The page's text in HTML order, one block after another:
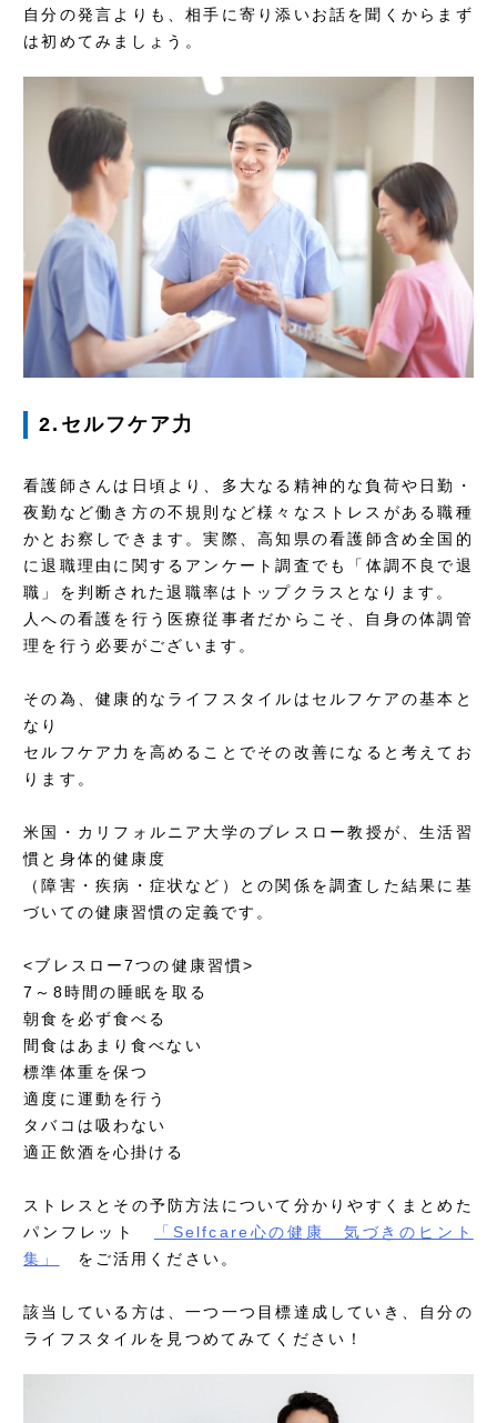
自分の発言よりも、相手に寄り添いお話を聞くからまず
は初めてみましょう。
2.セルフケア力
看護師さんは日頃より、多大なる精神的な負荷や日勤・
夜勤など働き方の不規則など様々なストレスがある職種
かとお察しできます。実際、高知県の看護師含め全国的
に退職理由に関するアンケート調査でも「体調不良で退
職」を判断された退職率はトップクラスとなります。
人への看護を行う医療従事者だからこそ、自身の体調管
理を行う必要がございます。
その為、健康的なライフスタイルはセルフケアの基本と
なり
セルフケア力を高めることでその改善になると考えてお
ります。
米国・カリフォルニア大学のブレスロー教授が、生活習
慣と身体的健康度
（障害・疾病・症状など）との関係を調査した結果に基
づいての健康習慣の定義です。
<ブレスロー7つの健康習慣>
7～8時間の睡眠を取る
朝食を必ず食べる
間食はあまり食べない
標準体重を保つ
適度に運動を行う
タバコは吸わない
適正飲酒を心掛ける
ストレスとその予防方法について分かりやすくまとめた
パンフレット
「Selfcare心の健康 気づきのヒント
集」
をご活用ください。
該当している方は、一つ一つ目標達成していき、自分の
ライフスタイルを見つめてみてください！